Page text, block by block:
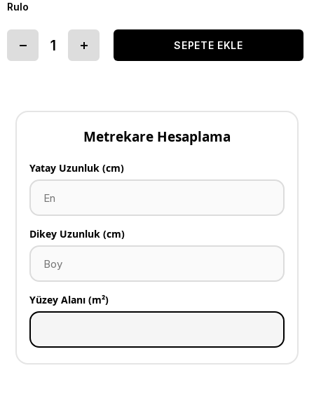
Rulo
Metrekare Hesaplama
Yatay Uzunluk (cm)
Dikey Uzunluk (cm)
Yüzey Alanı (m²)